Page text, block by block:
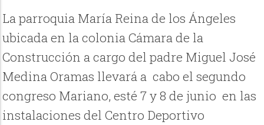
La parroquia María Reina de los Ángeles
ubicada en la colonia Cámara de la
Construcción a cargo del padre Miguel José
Medina Oramas llevará a cabo el segundo
congreso Mariano, esté 7 y 8 de junio en las
instalaciones del Centro Deportivo